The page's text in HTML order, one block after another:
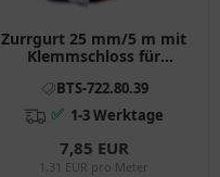
Zurrgurt 25 mm/5 m mit
Klemmschloss für
BTS-722.80.39
✅ 1-3 Werktage
7,85 EUR
1,31 EUR pro Meter